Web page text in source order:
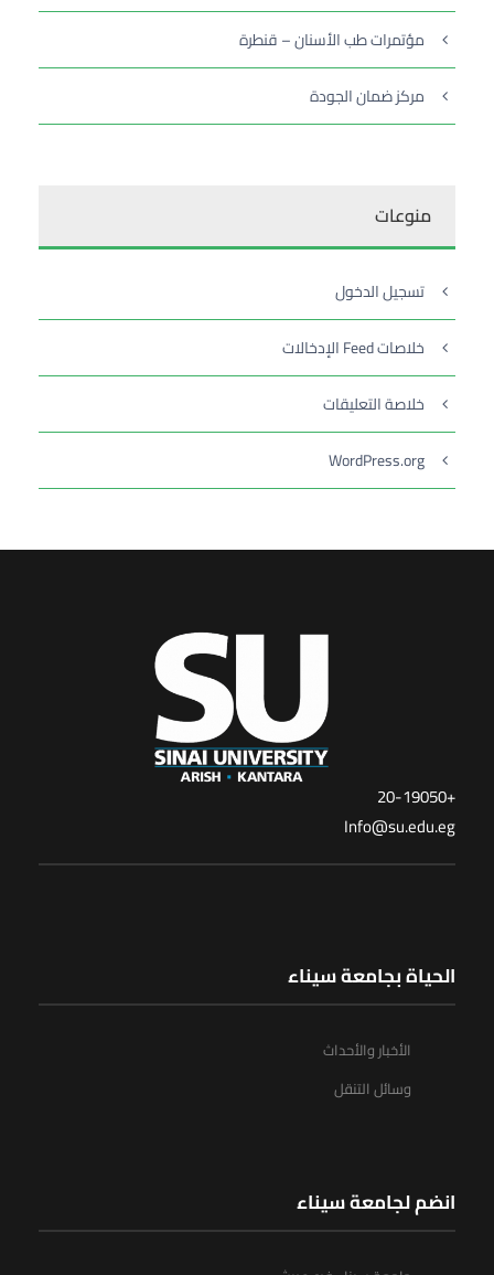
مؤتمرات طب الأسنان – قنطرة
مركز ضمان الجودة
منوعات
تسجيل الدخول
خلاصات Feed الإدخالات
خلاصة التعليقات
WordPress.org
+20-19050
Info@su.edu.eg
الحياة بجامعة سيناء
الأخبار والأحداث
وسائل التنقل
انضم لجامعة سيناء